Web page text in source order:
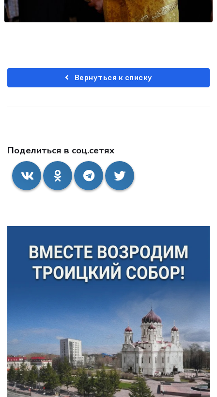
Поделиться в соц.сетях
Вернуться к списку